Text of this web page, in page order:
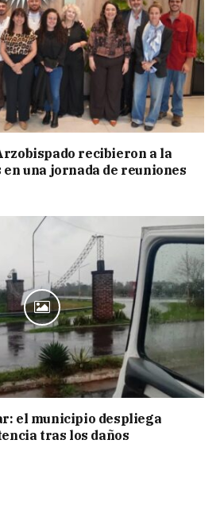
recibieron a la
una jornada de reuniones
el municipio despliega
tras los daños